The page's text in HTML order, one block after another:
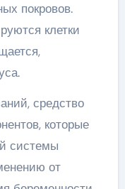
покровов.
клетки
средство
которые
системы
от